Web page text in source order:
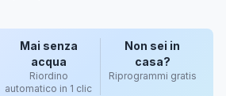
Mai senza
acqua
Riordino
automatico in 1 clic
Non sei in
casa?
Riprogrammi gratis